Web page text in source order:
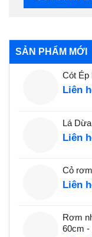
SẢN PHẨM MỚI
Cót Ép
Liên
Lá
Liên
Cỏ
Liên
Rơm
60cm -